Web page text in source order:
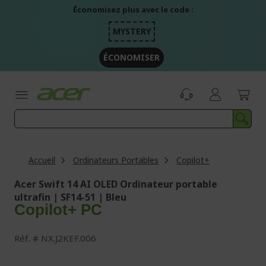
Économisez plus avec le code :
MYSTERY
ÉCONOMISER
Accueil Ordinateurs Portables Copilot+
Acer Swift 14 AI OLED Ordinateur portable
ultrafin | SF14-51 | Bleu
Copilot+ PC
Réf. NX.J2KEF.006